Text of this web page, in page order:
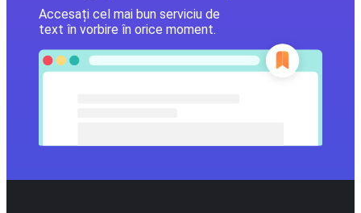
Accesați cel mai bun serviciu de
text în vorbire în orice moment.